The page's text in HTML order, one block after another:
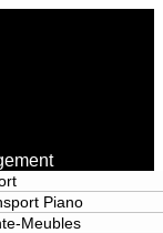
Piano
Meubles